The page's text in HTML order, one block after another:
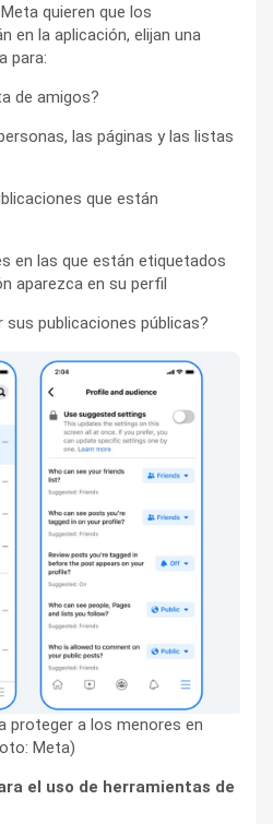
quieren que los
en la aplicación, elijan una
para:
de amigos?
las páginas y las listas
que están
en las que están etiquetados
aparezca en su perfil
sus publicaciones públicas?
proteger a los menores en
Meta)
el uso de herramientas de